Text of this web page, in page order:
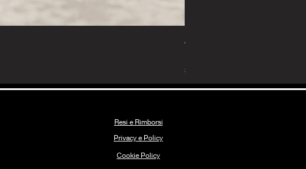
Anello Corallo Prezioso
Spedizione Gratuita
Resi e Rimborsi
Privacy e Policy
Cookie Policy